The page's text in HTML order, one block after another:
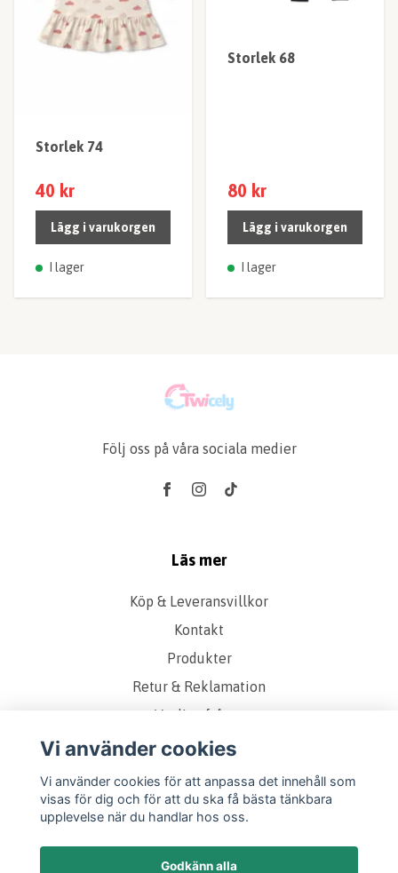
Storlek 74
40 kr
Lägg i varukorgen
I lager
Storlek 68
80 kr
Lägg i varukorgen
I lager
Följ oss på våra sociala medier
Läs mer
Köp & Leveransvillkor
Kontakt
Produkter
Retur & Reklamation
Vanliga frågor
Om oss
Storleks & Kvalitetsguide
Vi använder cookies
Vi använder cookies för att anpassa det innehåll som
visas för dig och för att du ska få bästa tänkbara
upplevelse när du handlar hos oss.
Godkänn alla